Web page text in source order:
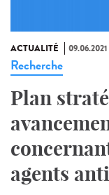
ACTUALITÉ 09.06.2021
Recherche
Plan
agents